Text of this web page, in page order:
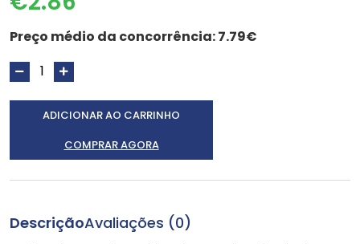
Preço médio da concorrência:7.79€
ADICIONAR AO CARRINHO
COMPRAR AGORA
DescriçãoAvaliações (0)